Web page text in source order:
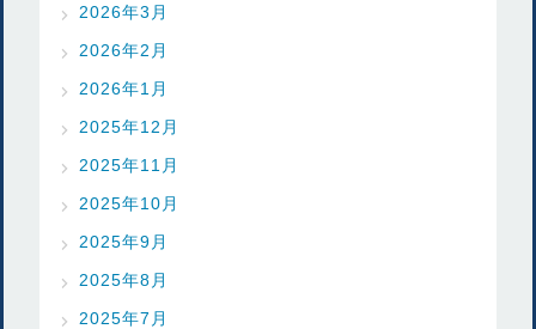
2026年3月
2026年2月
2026年1月
2025年12月
2025年11月
2025年10月
2025年9月
2025年8月
2025年7月